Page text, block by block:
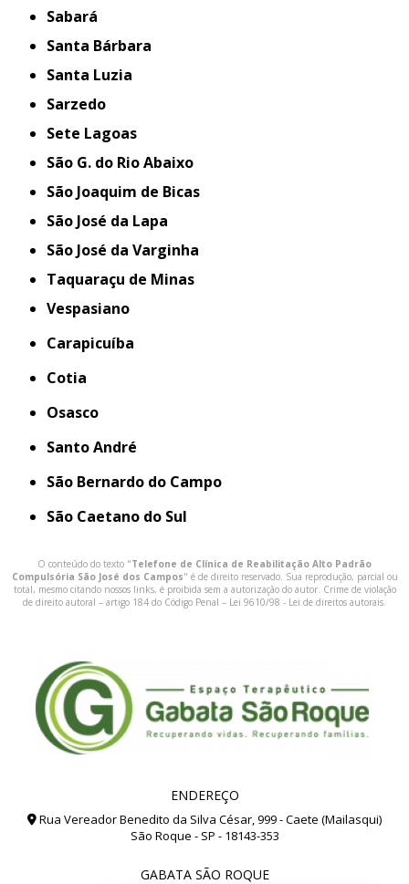
Sabará
Santa Bárbara
Santa Luzia
Sarzedo
Sete Lagoas
São G. do Rio Abaixo
São Joaquim de Bicas
São José da Lapa
São José da Varginha
Taquaraçu de Minas
Vespasiano
Carapicuíba
Cotia
Osasco
Santo André
São Bernardo do Campo
São Caetano do Sul
O conteúdo do texto "Telefone de Clínica de Reabilitação Alto Padrão
Compulsória São José dos Campos" é de direito reservado. Sua reprodução, parcial ou
total, mesmo citando nossos links, é proibida sem a autorização do autor. Crime de violação
de direito autoral – artigo 184 do Código Penal – Lei 9610/98 - Lei de direitos autorais.
ENDEREÇO
Rua Vereador Benedito da Silva César, 999 - Caete (Mailasqui)
São Roque - SP - 18143-353
GABATA SÃO ROQUE